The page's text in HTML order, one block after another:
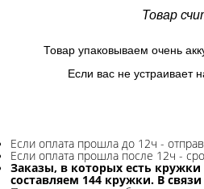
Товар
Товар упаковываем очень
Если вас не устраивает
Если оплата прошла до 12ч -
Если оплата прошла после 12ч -
Заказы, в которых есть
составляем 144 кружки. В